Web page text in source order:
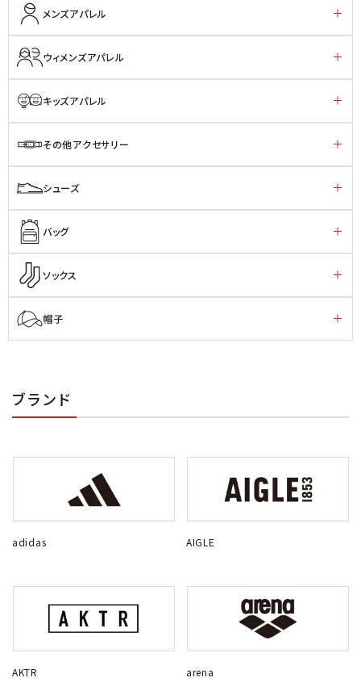
メンズアパレル
ウィメンズアパレル
キッズアパレル
その他アクセサリー
シューズ
バッグ
ソックス
帽子
ブランド
adidas AIGLE
AKTR arena